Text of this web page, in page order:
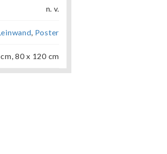
n. v.
, Poster
80 x 120 cm